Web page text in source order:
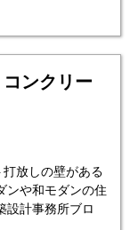
ンクリー
放しの壁がある
ンや和モダンの住
設計事務所ブロ